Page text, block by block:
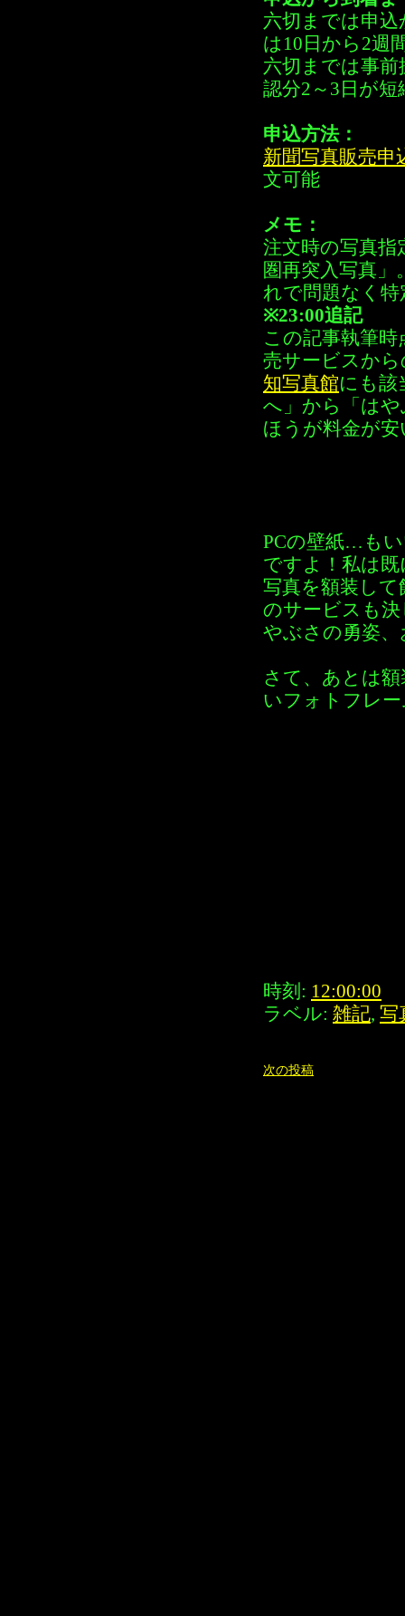
六切までは申
は10日から2週
六切までは事
認分2～3日が
申込方法：
新聞写真販売申
文可能
メモ：
注文時の写真指
圏再突入写真
れで問題なく
※23:00追記
この記事執筆
売サービスか
知写真館にも該
へ」から「は
ほうが料金が
PCの壁紙…も
ですよ！私は
写真を額装し
のサービスも
やぶさの勇姿
さて、あとは
いフォトフレ
時刻: 12:00:00
ラベル: 雑記, 写
次の投稿